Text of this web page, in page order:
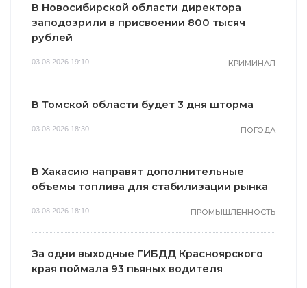
В Новосибирской области директора
заподозрили в присвоении 800 тысяч
рублей
03.08.2026 19:10 КРИМИНАЛ
В Томской области будет 3 дня шторма
03.08.2026 18:30 ПОГОДА
В Хакасию направят дополнительные
объемы топлива для стабилизации рынка
03.08.2026 18:10 ПРОМЫШЛЕННОСТЬ
За одни выходные ГИБДД Красноярского
края поймала 93 пьяных водителя